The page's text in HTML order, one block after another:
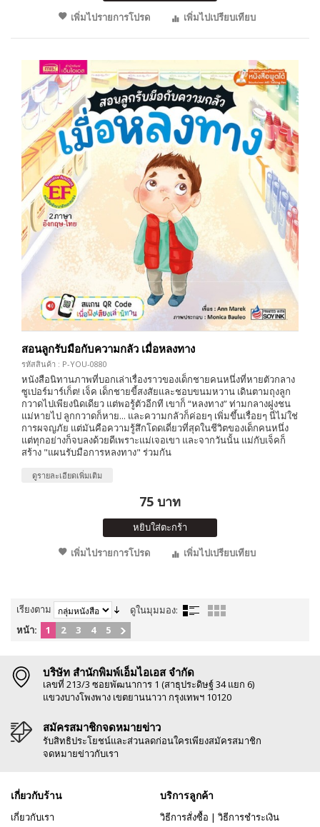
เพิ่มไปรายการโปรด
เพิ่มไปเปรียบเทียบ
สอนลูกรับมือกับความกลัว เมื่อหลงทาง
รหัสสินค้า : P-YOU-0880
หนังสือนิทานภาพที่บอกเล่าเรื่องราวของเด็กชายคนหนึ่งที่หายตัวกลาง
ซูเปอร์มาร์เก็ต! เจ็ค เด็กชายขี้สงสัยและชอบขนมหวาน เดินตามถุงลูก
กวาดไปเพียงนิดเดียว แต่พอรู้ตัวอีกที เขาก็ “หลงทาง” ท่ามกลางฝูงชน
แม่หายไป ลูกกวาดก็หาย... และความกลัวก็ค่อยๆ เพิ่มขึ้นเรื่อยๆ นี่ไม่ใช่
การผจญภัย แต่มันคือความรู้สึกโดดเดี่ยวที่สุดในชีวิตของเด็กคนหนึ่ง
แต่ทุกอย่างก็จบลงด้วยดีเพราะแม่เจอเขา และจากวันนั้น แม่กับเจ็คก็
สร้าง "แผนรับมือการหลงทาง" ร่วมกัน
ดูรายละเอียดเพิ่มเติม
75 บาท
หยิบใส่ตะกร้า
เพิ่มไปรายการโปรด
เพิ่มไปเปรียบเทียบ
เรียงตาม
ดูในมุมมอง:
หน้า:
1 2 3 4 5
บริษัท สำนักพิมพ์เอ็มไอเอส จำกัด
เลขที่ 213/3 ซอยพัฒนาการ 1 (สาธุประดิษฐ์ 34 แยก 6)
แขวงบางโพงพาง เขตยานนาวา กรุงเทพฯ 10120
สมัครสมาชิกจดหมายข่าว
รับสิทธิประโยชน์และส่วนลดก่อนใครเพียงสมัครสมาชิก
จดหมายข่าวกับเรา
เกี่ยวกับร้าน
เกี่ยวกับเรา
บริการลูกค้า
วิธีการสั่งซื้อ | วิธีการชำระเงิน